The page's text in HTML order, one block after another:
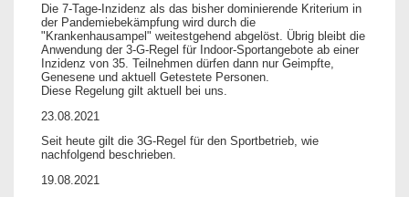
Die 7-Tage-Inzidenz als das bisher dominierende Kriterium in
der Pandemiebekämpfung wird durch die
"Krankenhausampel" weitestgehend abgelöst. Übrig bleibt die
Anwendung der 3-G-Regel für Indoor-Sportangebote ab einer
Inzidenz von 35. Teilnehmen dürfen dann nur Geimpfte,
Genesene und aktuell Getestete Personen.
Diese Regelung gilt aktuell bei uns.
23.08.2021
Seit heute gilt die 3G-Regel für den Sportbetrieb, wie
nachfolgend beschrieben.
19.08.2021